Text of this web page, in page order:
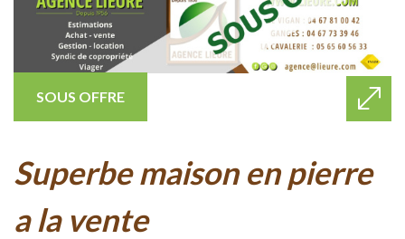
SOUS OFFRE
superbe maison en pierre
a la vente